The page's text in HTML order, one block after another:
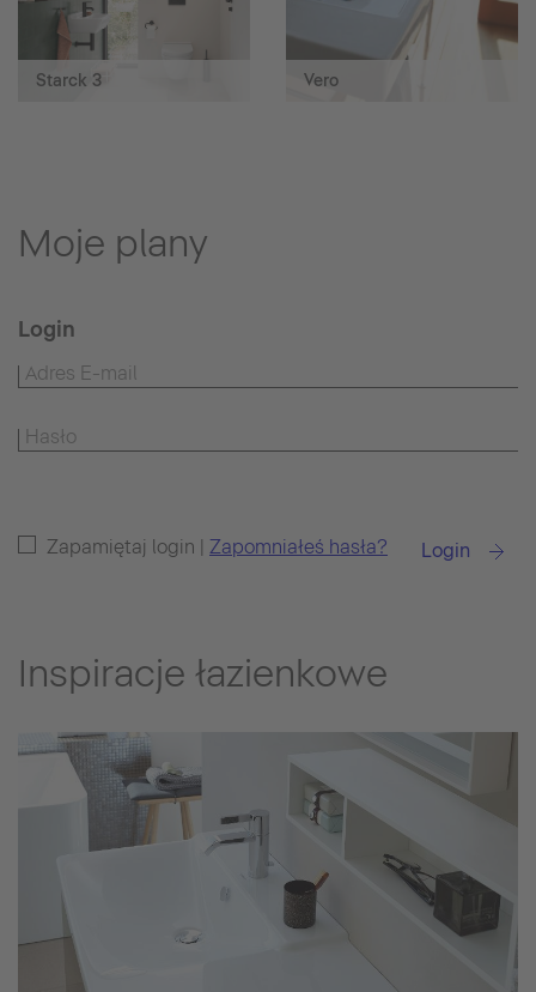
Starck 3 Vero
Moje plany
Login
Zapamiętaj login | Zapomniałeś hasła? Login
Inspiracje łazienkowe